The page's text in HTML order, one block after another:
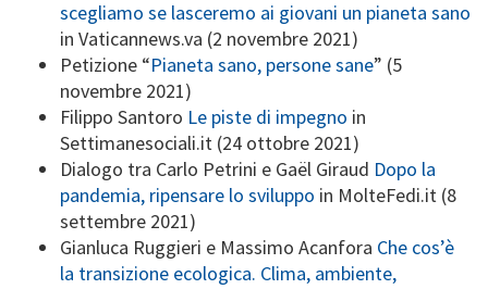
scegliamo se lasceremo ai giovani un pianeta sano
in Vaticannews.va (2 novembre 2021)
Petizione “Pianeta sano, persone sane” (5
novembre 2021)
Filippo Santoro Le piste di impegno in
Settimanesociali.it (24 ottobre 2021)
Dialogo tra Carlo Petrini e Gaël Giraud Dopo la
pandemia, ripensare lo sviluppo in MolteFedi.it (8
settembre 2021)
Gianluca Ruggieri e Massimo Acanfora Che cos’è
la transizione ecologica. Clima, ambiente,